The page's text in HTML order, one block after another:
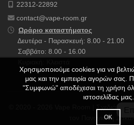
22312-22892
contact@vape-room.gr
Ωράριο καταστήματος
Δευτέρα - Παρασκευή: 8.00 - 21.00
Σαββάτο: 8.00 - 16.00
© 2020 - 2026 Vape Room |
Παναγιώτη
Χρησιμοποιούμε cookies για να
μας και την εμπειρία αγορών σας.
"Συμφωνώ" αποδέχεσαι τη χρήση
ιστοσελίδας μας.
ΟΚ